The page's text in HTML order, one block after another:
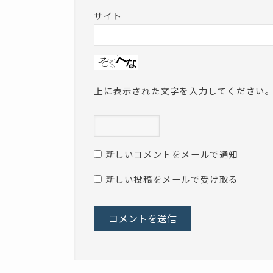
サイト
上に表示された文字を入力してください
新しいコメントをメールで通知
新しい投稿をメールで受け取る